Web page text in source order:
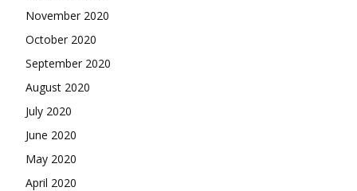
November 2020
October 2020
September 2020
August 2020
July 2020
June 2020
May 2020
April 2020